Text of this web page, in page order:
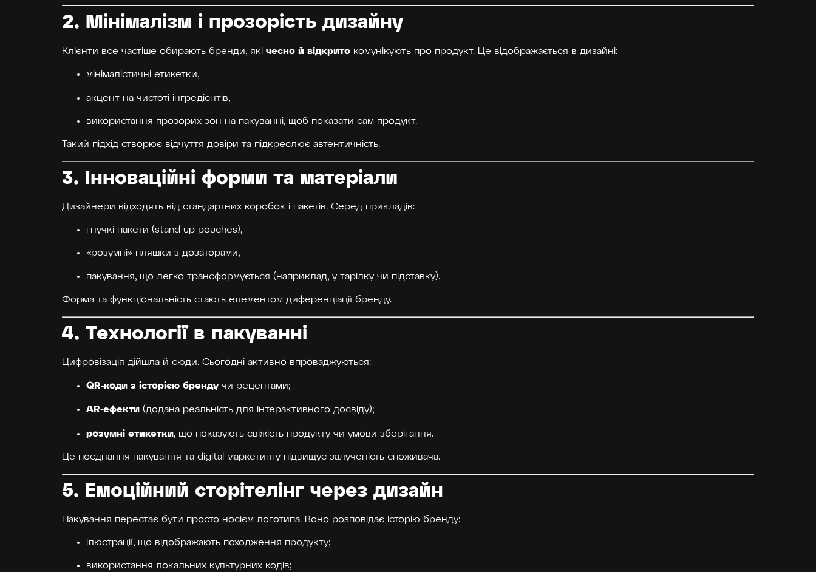
2. Мінімалізм і прозорість дизайну
Клієнти все частіше обирають бренди, які чесно й відкрито комунікують про продукт. Це відображається в дизайні:
мінімалістичні етикетки,
акцент на чистоті інгредієнтів,
використання прозорих зон на пакуванні, щоб показати сам продукт.
Такий підхід створює відчуття довіри та підкреслює автентичність.
3. Інноваційні форми та матеріали
Дизайнери відходять від стандартних коробок і пакетів. Серед прикладів:
гнучкі пакети (stand-up pouches),
«розумні» пляшки з дозаторами,
пакування, що легко трансформується (наприклад, у тарілку чи підставку).
Форма та функціональність стають елементом диференціації бренду.
4. Технології в пакуванні
Цифровізація дійшла й сюди. Сьогодні активно впроваджуються:
QR-коди з історією бренду чи рецептами;
AR-ефекти (додана реальність для інтерактивного досвіду);
розумні етикетки, що показують свіжість продукту чи умови зберігання.
Це поєднання пакування та digital-маркетингу підвищує залученість споживача.
5. Емоційний сторітелінг через дизайн
Пакування перестає бути просто носієм логотипа. Воно розповідає історію бренду:
ілюстрації, що відображають походження продукту;
використання локальних культурних кодів;